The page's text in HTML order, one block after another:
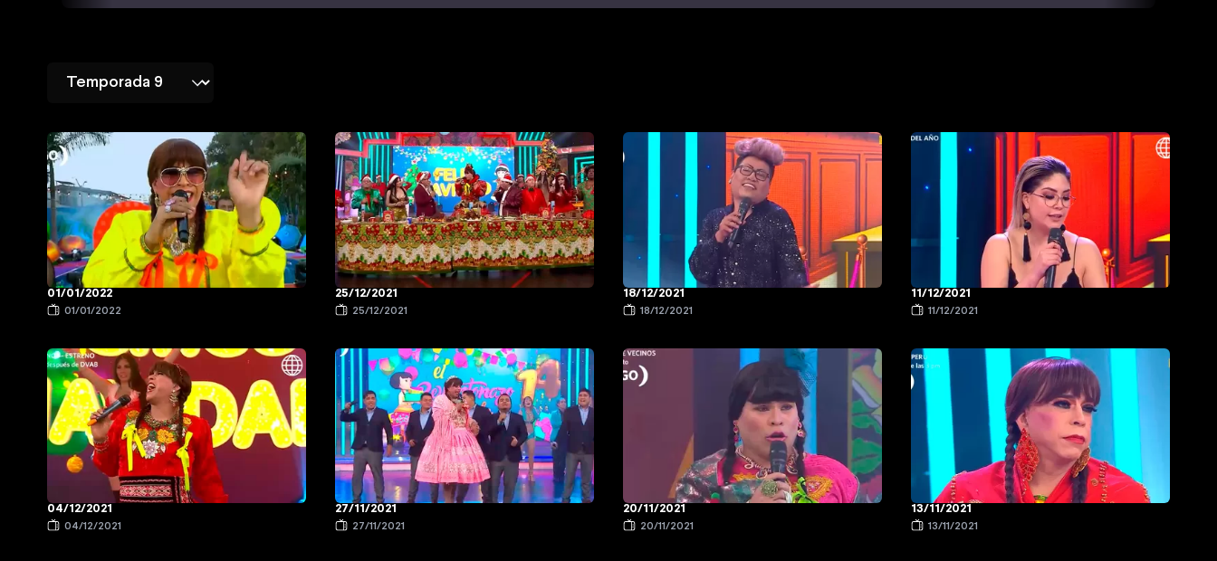
01/01/2022
01/01/2022
25/12/2021
25/12/2021
18/12/2021
18/12/2021
11/12/2021
11/12/2021
04/12/2021
04/12/2021
27/11/2021
27/11/2021
20/11/2021
20/11/2021
13/11/2021
13/11/2021